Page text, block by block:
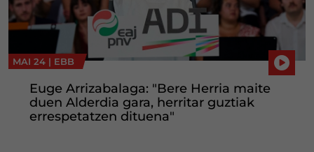
MAI 24 | EBB
Euge Arrizabalaga: "Bere Herria maite
duen Alderdia gara, herritar guztiak
errespetatzen dituena"